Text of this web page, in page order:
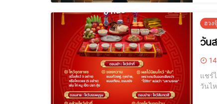
ฮวง
วัน
แชร์ไป LINE แชร์ไป LINE ไหว้สารทจีน, ของไหว้ส
วันไ